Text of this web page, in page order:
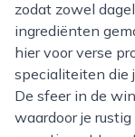
zodat zowel
ingrediënten
hier voor verse
specialiteiten die
De sfeer in de
waardoor je